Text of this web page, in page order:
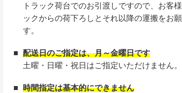
トラック荷台でのお引渡しですので、お客
ックからの荷下ろしとそれ以降の運搬をお
す。
■ 配送日のご指定は、月～金曜日です
土曜・日曜・祝日はご指定いただけません。
■ 時間指定は基本的にできません